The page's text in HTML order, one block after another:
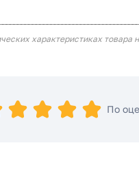
характеристиках
По